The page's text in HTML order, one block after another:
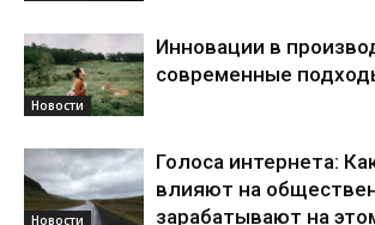
Новости
Инновации в
современные
Новости
Голоса интернета:
влияют на
зарабатывают на